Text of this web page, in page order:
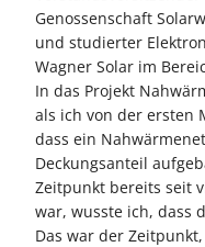
Genossenschaft
und studierter
Wagner Solar im
In das Projekt
als ich von der ersten
dass ein
Deckungsanteil
Zeitpunkt bereits seit
war, wusste ich, dass
Das war der